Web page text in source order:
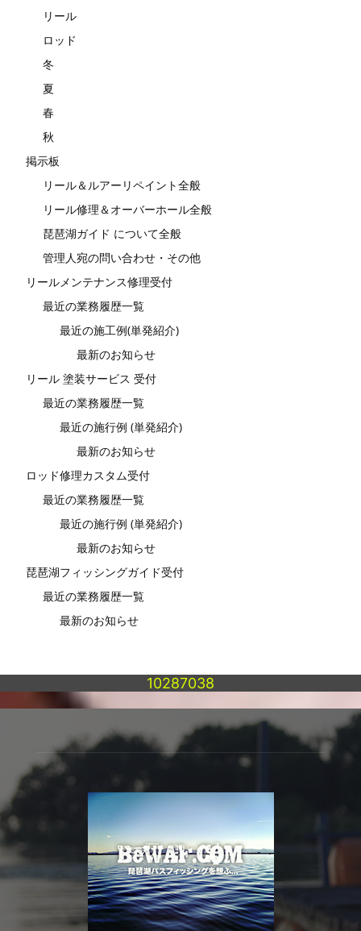
リール
ロッド
冬
夏
春
秋
掲示板
リール＆ルアーリペイント全般
リール修理＆オーバーホール全般
琵琶湖ガイド について全般
管理人宛の問い合わせ・その他
リールメンテナンス修理受付
最近の業務履歴一覧
最近の施工例(単発紹介)
最新のお知らせ
リール 塗装サービス 受付
最近の業務履歴一覧
最近の施行例 (単発紹介)
最新のお知らせ
ロッド修理カスタム受付
最近の業務履歴一覧
最近の施行例 (単発紹介)
最新のお知らせ
琵琶湖フィッシングガイド受付
最近の業務履歴一覧
最新のお知らせ
10287038